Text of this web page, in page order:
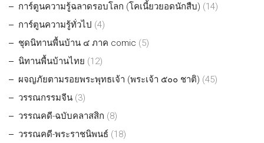
การ์ตูนความรู้ฉลาดรอบโลก (โคเนี้ยวยอดนักสืบ) (14)
การ์ตูนความรู้ทั่วไป (4)
ชุดนิทานพื้นบ้าน ๔ ภาค comic (5)
นิทานพื้นบ้านไทย (12)
ผจญภัยตามรอยพระพุทธเจ้า (พระเจ้า ๕๐๐ ชาติ) (45)
วรรณกรรมจีน (3)
วรรณคดี-ฉบับคลาสสิก (8)
วรรณคดี-พระราชนิพนธ์ (18)